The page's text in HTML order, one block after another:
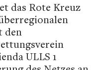
das Rote Kreuz
den
ULLS 1